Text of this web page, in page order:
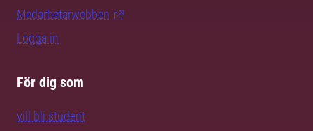
Medarbetarwebben
Logga in
För dig som
vill bli student